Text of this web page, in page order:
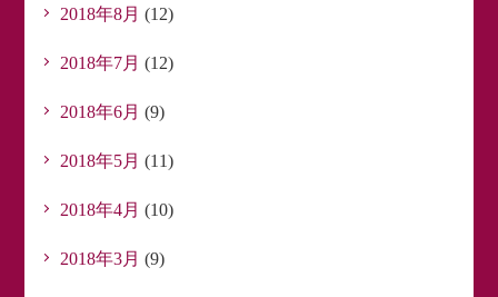
2018年8月 (12)
2018年7月 (12)
2018年6月 (9)
2018年5月 (11)
2018年4月 (10)
2018年3月 (9)